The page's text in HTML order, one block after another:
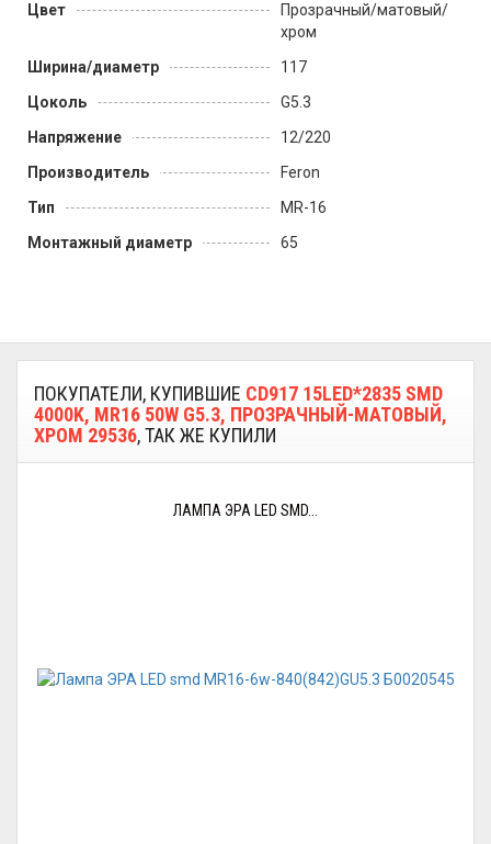
Цвет
Прозрачный/матовый/
хром
Ширина/диаметр
117
Цоколь
G5.3
Напряжение
12/220
Производитель
Feron
Тип
MR-16
Монтажный диаметр
65
ПОКУПАТЕЛИ, КУПИВШИЕ CD917 15LED*2835 SMD
4000K, MR16 50W G5.3, ПРОЗРАЧНЫЙ-МАТОВЫЙ,
ХРОМ 29536, ТАК ЖЕ КУПИЛИ
ЛАМПА ЭРА LED SMD...